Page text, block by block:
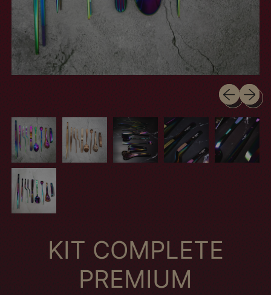
Slide
KIT COMPLETE
PREMIUM